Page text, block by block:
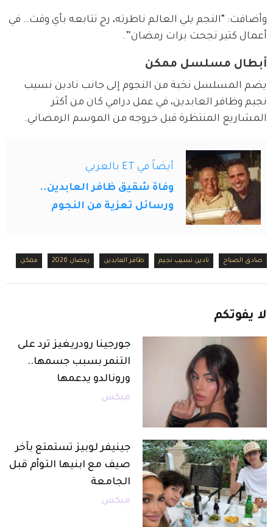
وأضافت: “النجم يلي العالم ناطرته، رح تتابعه بأي وقت… في
أعمال كتير نجحت برات رمضان”.
أبطال مسلسل ممكن
يضم المسلسل نخبة من النجوم إلى جانب نادين نسيب
نجيم وظافر العابدين، في عمل درامي كان من أكثر
المشاريع المنتظرة قبل خروجه من الموسم الرمضاني.
أيضاً في ET بالعربي
وفاة شقيق ظافر العابدين..
ورسائل تعزية من النجوم
صادق الصباح نادين نسيب نجيم ظافر العابدين رمضان 2026 ممكن
لا يفوتكم
جورجينا رودريغيز ترد على
التنمر بسبب جسمها..
ورونالدو يدعمها
ميكس
جينيفر لوبيز تستمتع بآخر
صيف مع ابنيها التوأم قبل
الجامعة
ميكس